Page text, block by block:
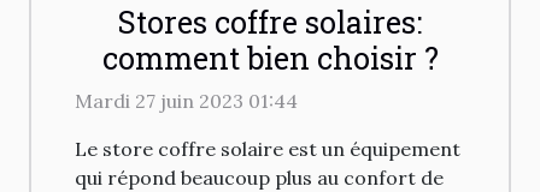
Stores coffre solaires:
comment bien choisir ?
Mardi 27 juin 2023 01:44
Le store coffre solaire est un équipement
qui répond beaucoup plus au confort de